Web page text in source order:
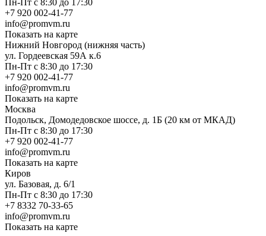
+7 920 002-41-77
info@promvm.ru
Показать на карте
Нижний Новгород (нижняя часть)
ул. Гордеевская 59А к.6
Пн-Пт с 8:30 до 17:30
+7 920 002-41-77
info@promvm.ru
Показать на карте
Москва
Подольск, Домодедовское шоссе, д. 1Б (20 км от МКАД)
Пн-Пт с 8:30 до 17:30
+7 920 002-41-77
info@promvm.ru
Показать на карте
Киров
ул. Базовая, д. 6/1
Пн-Пт с 8:30 до 17:30
+7 8332 70-33-65
info@promvm.ru
Показать на карте